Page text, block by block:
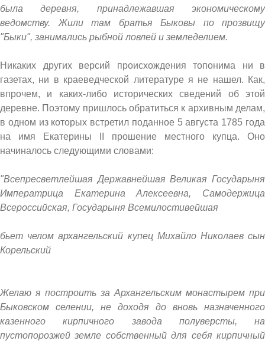
была деревня, принадлежавшая экономическому
ведомству. Жили там братья Быковы по прозвищу
"Быки", занимались рыбной ловлей и земледелием.
Никаких других версий происхождения топонима ни в
газетах, ни в краеведческой литературе я не нашел. Как,
впрочем, и каких-либо исторических сведений об этой
деревне. Поэтому пришлось обратиться к архивным делам,
в одном из которых встретил поданное 5 августа 1785 года
на имя Екатерины II прошение местного купца. Оно
начиналось следующими словами:
"Всепресветлейшая Державнейшая Великая Государыня
Императрица Екатерина Алексеевна, Самодержица
Всероссийская, Государыня Всемилостивейшая
бьет челом архангельский купец Михайло Николаев сын
Корельский
Желаю я построить за Архангельским монастырем при
Быковском селении, не доходя до вновь назначенного
казенного кирпичного завода полуверсты, на
пустопорозжей земле собственный для себя кирпичный